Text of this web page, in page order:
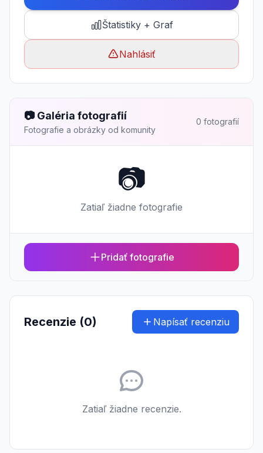
Štatistiky + Graf
Nahlásiť
📷 Galéria fotografií
Fotografie a obrázky od komunity
0 fotografií
📷
Zatiaľ žiadne fotografie
Pridať fotografie
Recenzie (0) Napísať recenziu
Zatiaľ žiadne recenzie.